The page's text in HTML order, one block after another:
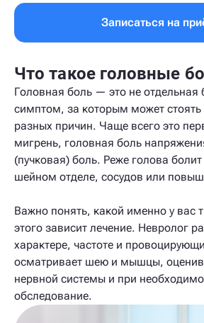
Записаться на
Что такое головные
Головная боль — это не отдельная
симптом, за которым может стоять
разных причин. Чаще всего это
мигрень, головная боль
(пучковая) боль. Реже голова
шейном отделе, сосудов или
Важно понять, какой именно у вас
этого зависит лечение. Невролог
характере, частоте и
осматривает шею и мышцы,
нервной системы и при
обследование.